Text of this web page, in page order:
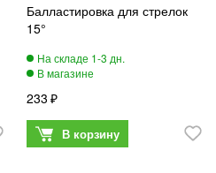
Балластировка для стрелок
15°
233